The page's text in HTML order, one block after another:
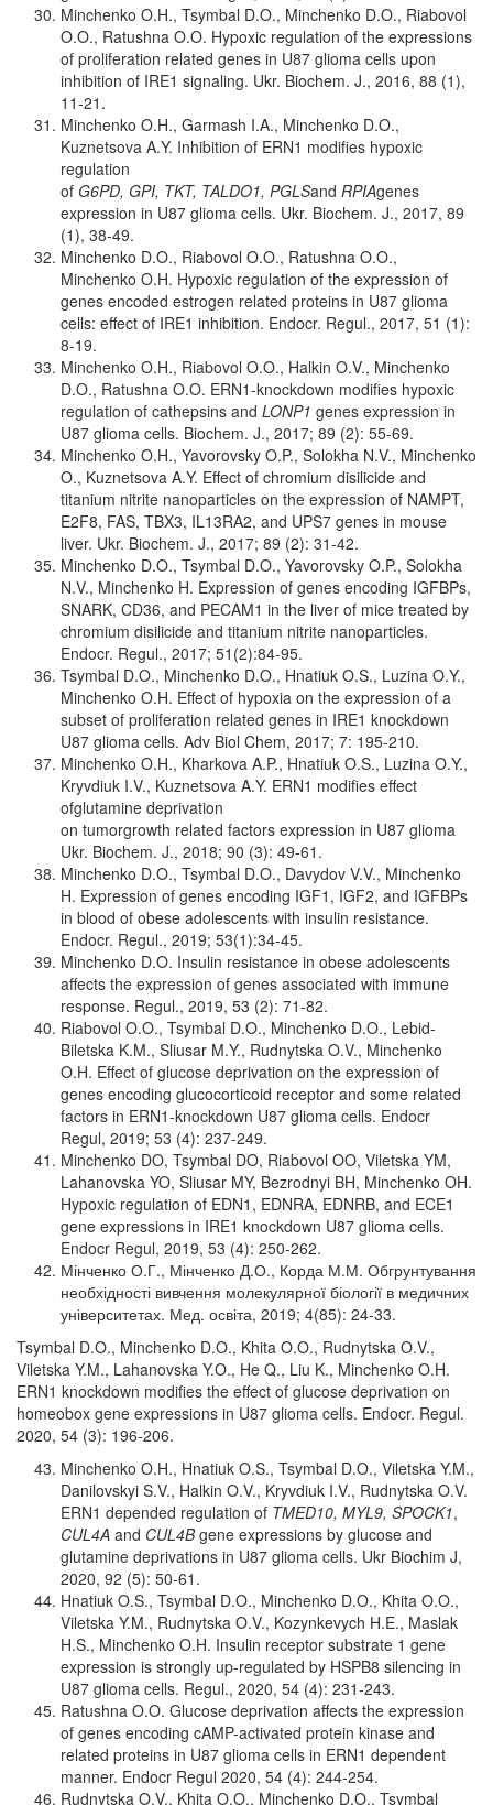
Minchenko O.H., Tsymbal D.O., Minchenko D.O., Riabovol
O.O., Ratushna O.O. Hypoxic regulation of the expressions
of proliferation related genes in U87 glioma cells upon
inhibition of IRE1 signaling. Ukr. Biochem. J., 2016, 88 (1),
11-21.
Minchenko O.H., Garmash I.A., Minchenko D.O.,
Kuznetsova A.Y. Inhibition of ERN1 modifies hypoxic
regulation
of G6PD, GPI, TKT, TALDO1, PGLSand RPIAgenes
expression in U87 glioma cells. Ukr. Biochem. J., 2017, 89
(1), 38-49.
Minchenko D.O., Riabovol O.O., Ratushna O.O.,
Minchenko O.H. Hypoxic regulation of the expression of
genes encoded estrogen related proteins in U87 glioma
cells: effect of IRE1 inhibition. Endocr. Regul., 2017, 51 (1):
8-19.
Minchenko O.H., Riabovol O.O., Halkin O.V., Minchenko
D.O., Ratushna O.O. ERN1-knockdown modifies hypoxic
regulation of cathepsins and LONP1 genes expression in
U87 glioma cells. Biochem. J., 2017; 89 (2): 55-69.
Minchenko O.H., Yavorovsky O.P., Solokha N.V., Minchenko
O., Kuznetsova A.Y. Effect of chromium disilicide and
titanium nitrite nanoparticles on the expression of NAMPT,
E2F8, FAS, TBX3, IL13RA2, and UPS7 genes in mouse
liver. Ukr. Biochem. J., 2017; 89 (2): 31-42.
Minchenko D.O., Tsymbal D.O., Yavorovsky O.P., Solokha
N.V., Minchenko H. Expression of genes encoding IGFBPs,
SNARK, CD36, and PECAM1 in the liver of mice treated by
chromium disilicide and titanium nitrite nanoparticles.
Endocr. Regul., 2017; 51(2):84-95.
Tsymbal D.O., Minchenko D.O., Hnatiuk O.S., Luzina O.Y.,
Minchenko O.H. Effect of hypoxia on the expression of a
subset of proliferation related genes in IRE1 knockdown
U87 glioma cells. Adv Biol Chem, 2017; 7: 195-210.
Minchenko O.H., Kharkova A.P., Hnatiuk O.S., Luzina O.Y.,
Kryvdiuk I.V., Kuznetsova A.Y. ERN1 modifies effect
ofglutamine deprivation
on tumorgrowth related factors expression in U87 glioma
Ukr. Biochem. J., 2018; 90 (3): 49-61.
Minchenko D.O., Tsymbal D.O., Davydov V.V., Minchenko
H. Expression of genes encoding IGF1, IGF2, and IGFBPs
in blood of obese adolescents with insulin resistance.
Endocr. Regul., 2019; 53(1):34-45.
Minchenko D.O. Insulin resistance in obese adolescents
affects the expression of genes associated with immune
response. Regul., 2019, 53 (2): 71-82.
Riabovol O.O., Tsymbal D.O., Minchenko D.O., Lebid-
Biletska K.M., Sliusar M.Y., Rudnytska O.V., Minchenko
O.H. Effect of glucose deprivation on the expression of
genes encoding glucocorticoid receptor and some related
factors in ERN1-knockdown U87 glioma cells. Endocr
Regul, 2019; 53 (4): 237-249.
Minchenko DO, Tsymbal DO, Riabovol OO, Viletska YM,
Lahanovska YO, Sliusar MY, Bezrodnyi BH, Minchenko OH.
Hypoxic regulation of EDN1, EDNRA, EDNRB, and ECE1
gene expressions in IRE1 knockdown U87 glioma cells.
Endocr Regul, 2019, 53 (4): 250-262.
Мінченко О.Г., Мінченко Д.О., Корда М.М. Обгрунтування
необхідності вивчення молекулярної біології в медичних
університетах. Мед. освіта, 2019; 4(85): 24-33.
Tsymbal D.O., Minchenko D.O., Khita O.O., Rudnytska O.V.,
Viletska Y.M., Lahanovska Y.O., He Q., Liu K., Minchenko O.H.
ERN1 knockdown modifies the effect of glucose deprivation on
homeobox gene expressions in U87 glioma cells. Endocr. Regul.
2020, 54 (3): 196-206.
Minchenko O.H., Hnatiuk O.S., Tsymbal D.O., Viletska Y.M.,
Danilovskyi S.V., Halkin O.V., Kryvdiuk I.V., Rudnytska O.V.
ERN1 depended regulation of TMED10, MYL9, SPOCK1,
CUL4A and CUL4Bgene expressions by glucose and
glutamine deprivations in U87 glioma cells. Ukr Biochim J,
2020, 92 (5): 50-61.
Hnatiuk O.S., Tsymbal D.O., Minchenko D.O., Khita O.O.,
Viletska Y.M., Rudnytska O.V., Kozynkevych H.E., Maslak
H.S., Minchenko O.H. Insulin receptor substrate 1 gene
expression is strongly up-regulated by HSPB8 silencing in
U87 glioma cells. Regul., 2020, 54 (4): 231-243.
Ratushna O.O. Glucose deprivation affects the expression
of genes encoding cAMP-activated protein kinase and
related proteins in U87 glioma cells in ERN1 dependent
manner. Endocr Regul 2020, 54 (4): 244-254.
Rudnytska O.V., Khita O.O., Minchenko D.O., Tsymbal